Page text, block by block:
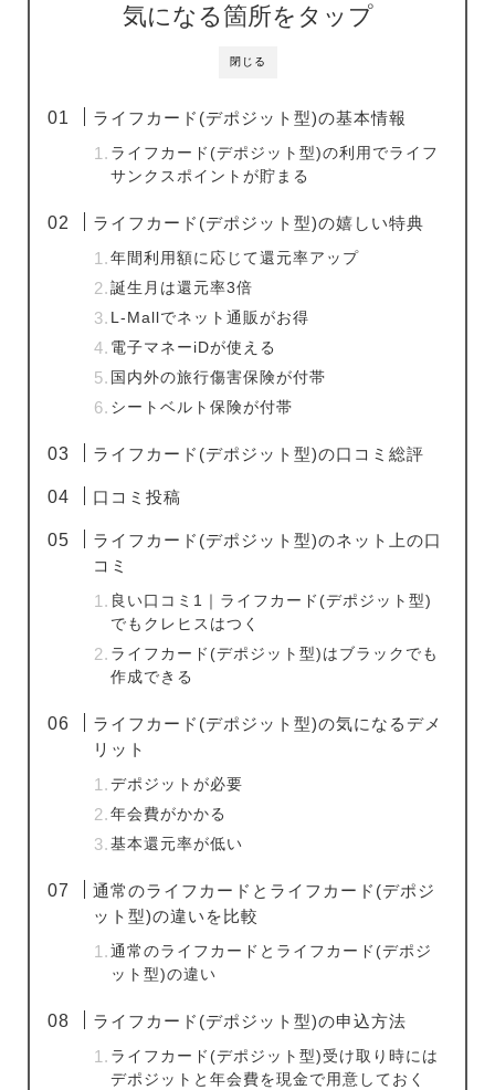
閉じる
気になる箇所をタップ
ライフカード(デポジット型)の基本情報
ライフカード(デポジット型)の利用でライフ
サンクスポイントが貯まる
ライフカード(デポジット型)の嬉しい特典
年間利用額に応じて還元率アップ
誕生月は還元率3倍
L-Mallでネット通販がお得
電子マネーiDが使える
国内外の旅行傷害保険が付帯
シートベルト保険が付帯
ライフカード(デポジット型)の口コミ総評
口コミ投稿
ライフカード(デポジット型)のネット上の口
コミ
良い口コミ1｜ライフカード(デポジット型)
でもクレヒスはつく
ライフカード(デポジット型)はブラックでも
作成できる
ライフカード(デポジット型)の気になるデメ
リット
デポジットが必要
年会費がかかる
基本還元率が低い
通常のライフカードとライフカード(デポジ
ット型)の違いを比較
通常のライフカードとライフカード(デポジ
ット型)の違い
ライフカード(デポジット型)の申込方法
ライフカード(デポジット型)受け取り時には
デポジットと年会費を現金で用意しておく